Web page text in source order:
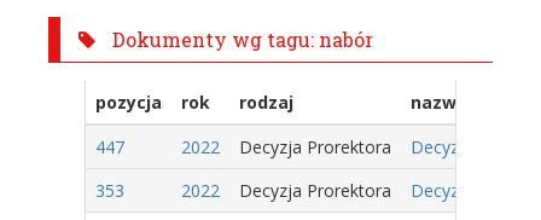
Dokumenty wg tagu: nabór
pozycja rok rodzaj
nazwa
447
2022 Decyzja Prorektora
Decyzja Nr 17/
353
2022 Decyzja Prorektora
Decyzja Nr 11/